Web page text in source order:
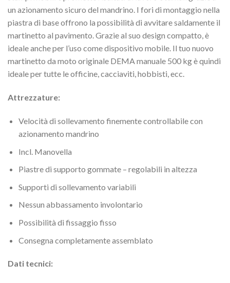
un azionamento sicuro del mandrino. I fori di montaggio nella
piastra di base offrono la possibilità di avvitare saldamente il
martinetto al pavimento. Grazie al suo design compatto, è
ideale anche per l’uso come dispositivo mobile. Il tuo nuovo
martinetto da moto originale DEMA manuale 500 kg è quindi
ideale per tutte le officine, cacciaviti, hobbisti, ecc.
Attrezzature:
Velocità di sollevamento finemente controllabile con
azionamento mandrino
Incl. Manovella
Piastre di supporto gommate – regolabili in altezza
Supporti di sollevamento variabili
Nessun abbassamento involontario
Possibilità di fissaggio fisso
Consegna completamente assemblato
Dati tecnici: